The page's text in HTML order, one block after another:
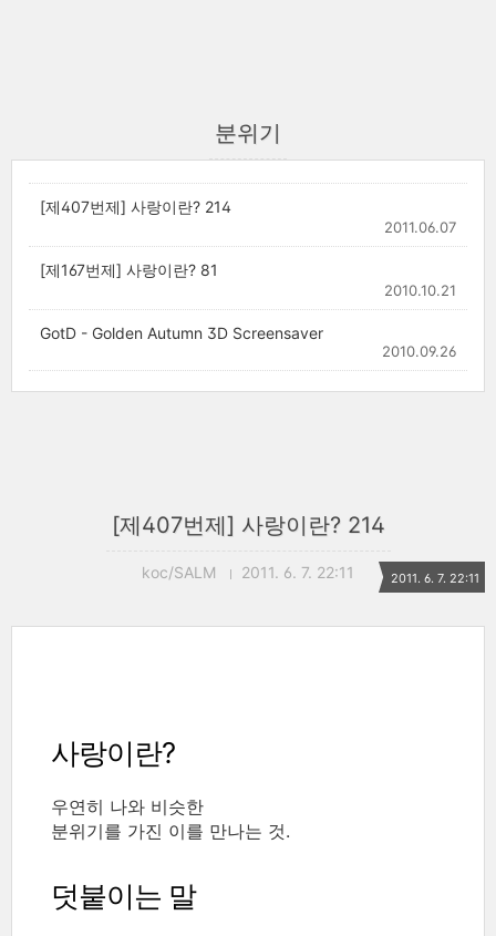
분위기
[제407번제] 사랑이란? 214
2011.06.07
[제167번제] 사랑이란? 81
2010.10.21
GotD - Golden Autumn 3D Screensaver
2010.09.26
[제407번제] 사랑이란? 214
koc/SALM 2011. 6. 7. 22:11 2011. 6. 7. 22:11
사랑이란?
우연히 나와 비슷한
분위기를 가진 이를 만나는 것.
덧붙이는 말